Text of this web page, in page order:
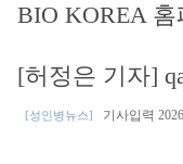
BIO KOREA
[허정은 기자]
[성인병뉴스] 기사입력